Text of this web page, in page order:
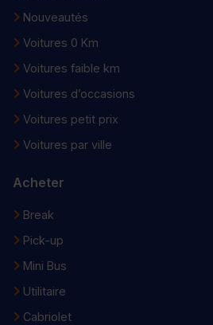
Nouveautés
Voitures 0 Km
Voitures faible km
Voitures d’occasions
Voitures petit prix
Voitures par ville
Acheter
Break
Pick-up
Mini Bus
Utilitaire
Cabriolet